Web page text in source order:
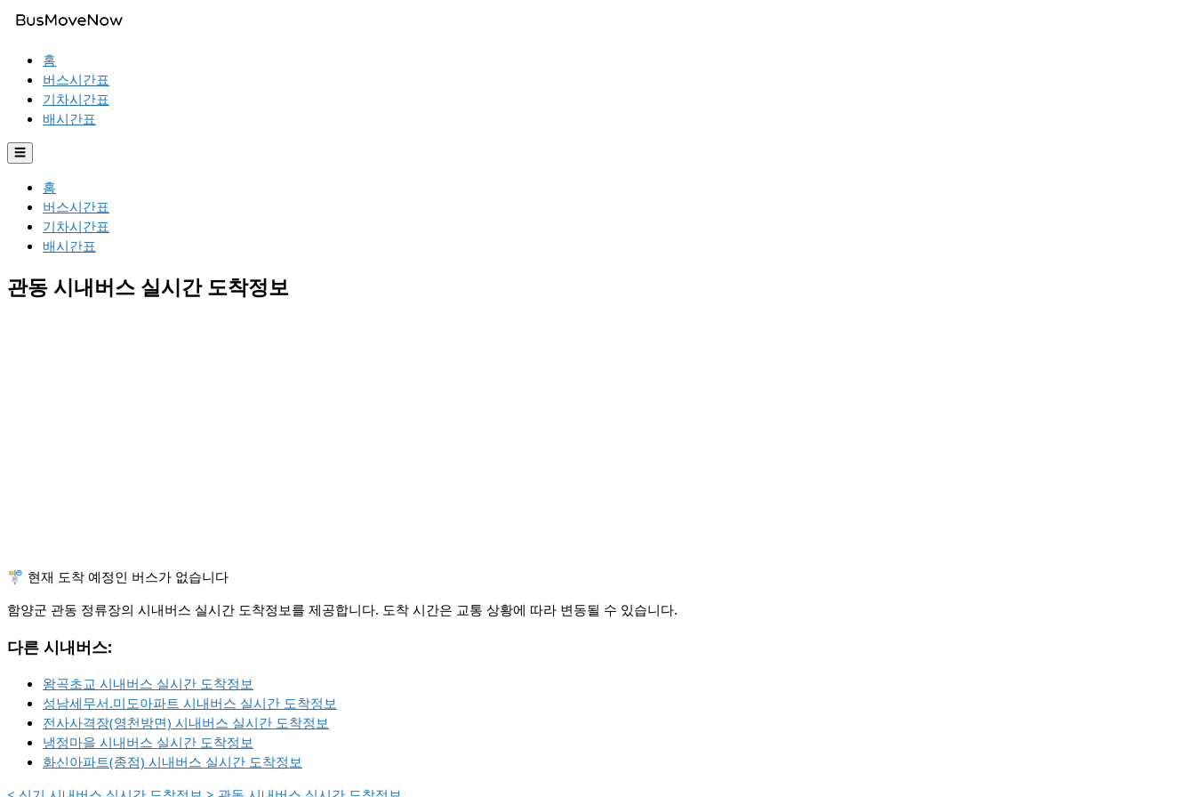
홈
버스시간표
기차시간표
배시간표
☰
홈
버스시간표
기차시간표
배시간표
관동 시내버스 실시간 도착정보
🚏 현재 도착 예정인 버스가 없습니다
함양군 관동 정류장의 시내버스 실시간 도착정보를 제공합니다. 도착 시간은 교통 상황에 따라 변동될 수 있습니다.
다른 시내버스:
왕곡초교 시내버스 실시간 도착정보
성남세무서.미도아파트 시내버스 실시간 도착정보
전사사격장(영천방면) 시내버스 실시간 도착정보
냉정마을 시내버스 실시간 도착정보
화신아파트(종점) 시내버스 실시간 도착정보